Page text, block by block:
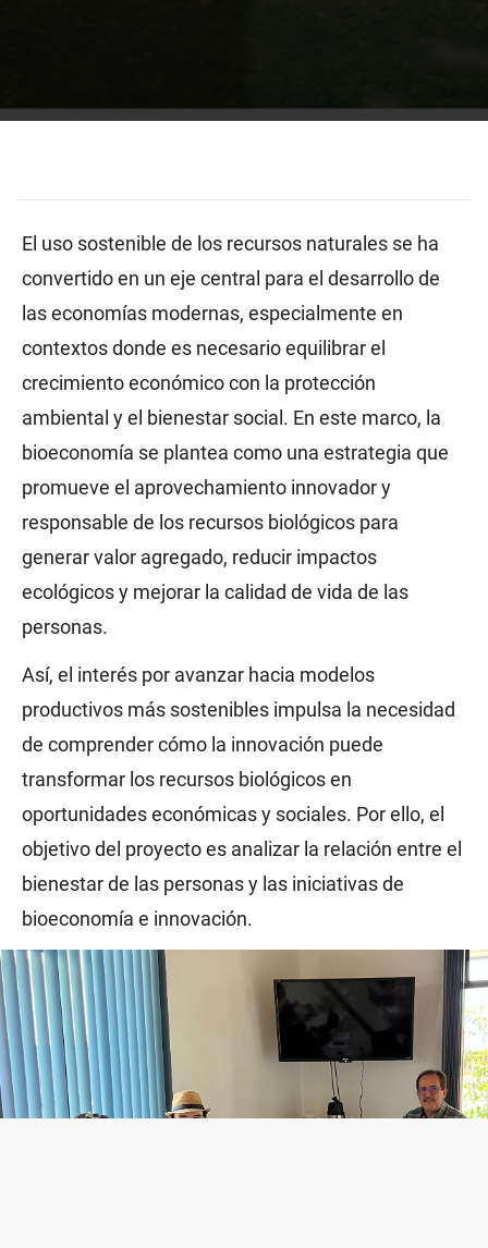
El uso sostenible de los recursos naturales se ha
convertido en un eje central para el desarrollo de
las economías modernas, especialmente en
contextos donde es necesario equilibrar el
crecimiento económico con la protección
ambiental y el bienestar social. En este marco, la
bioeconomía se plantea como una estrategia que
promueve el aprovechamiento innovador y
responsable de los recursos biológicos para
generar valor agregado, reducir impactos
ecológicos y mejorar la calidad de vida de las
personas.
Así, el interés por avanzar hacia modelos
productivos más sostenibles impulsa la necesidad
de comprender cómo la innovación puede
transformar los recursos biológicos en
oportunidades económicas y sociales. Por ello, el
objetivo del proyecto es analizar la relación entre el
bienestar de las personas y las iniciativas de
bioeconomía e innovación.